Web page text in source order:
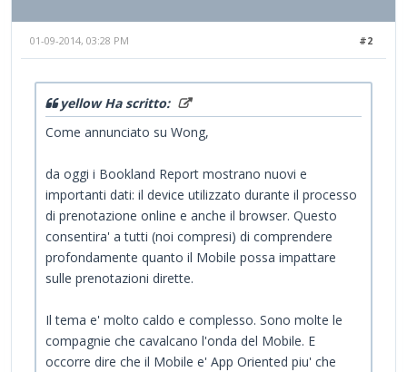
#2
01-09-2014, 03:28 PM
yellow Ha scritto:
Come annunciato su Wong,
da oggi i Bookland Report mostrano nuovi e
importanti dati: il device utilizzato durante il processo
di prenotazione online e anche il browser. Questo
consentira' a tutti (noi compresi) di comprendere
profondamente quanto il Mobile possa impattare
sulle prenotazioni dirette.
Il tema e' molto caldo e complesso. Sono molte le
compagnie che cavalcano l'onda del Mobile. E
occorre dire che il Mobile e' App Oriented piu' che